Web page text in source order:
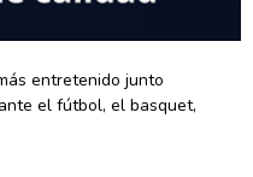
entretenido junto
el fútbol, el basquet,